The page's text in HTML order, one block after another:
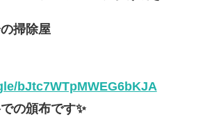
掃除屋
bJtc7WTpMWEG6bKJA
の頒布です✨